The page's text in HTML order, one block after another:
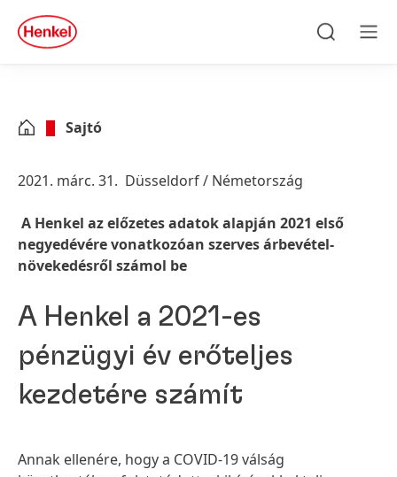
Skip to footer
quick
search
Sajtó
2021. márc. 31. Düsseldorf / Németország
A Henkel az előzetes adatok alapján 2021 első
negyedévére vonatkozóan szerves árbevétel-
növekedésről számol be
A Henkel a 2021-es
pénzügyi év erőteljes
kezdetére számít
Annak ellenére, hogy a COVID-19 válság